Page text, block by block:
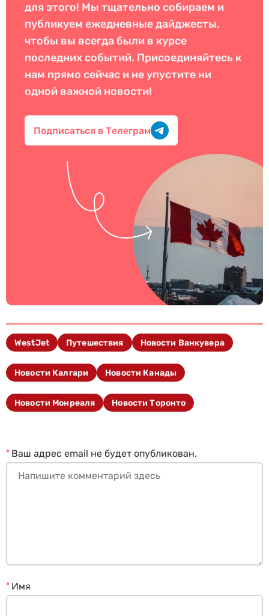
для этого! Мы тщательно собираем и
публикуем ежедневные дайджесты,
чтобы вы всегда были в курсе
последних событий. Присоединяйтесь к
нам прямо сейчас и не упустите ни
одной важной новости!
Подписаться в Телеграм
WestJet Путешествия Новости Ванкувера
Новости Калгари Новости Канады
Новости Монреаля Новости Торонто
Ваш адрес email не будет опубликован.
*
Имя
*